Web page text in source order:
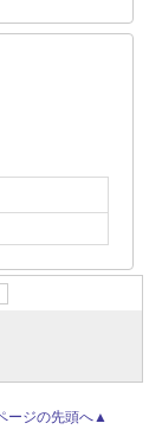
ージの先頭へ▲